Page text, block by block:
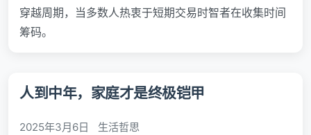
穿越周期，当多数人热衷于短期交易时智者在收集时间
筹码。
人到中年，家庭才是终极铠甲
2025年3月6日 生活哲思